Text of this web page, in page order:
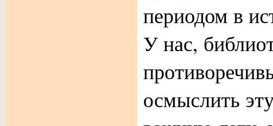
периодом в
У нас,
осмыслить